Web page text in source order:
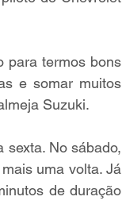
para termos bons
e somar muitos
Suzuki.
sexta. No sábado,
uma volta. Já
de duração